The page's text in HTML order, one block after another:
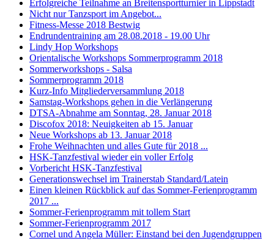
Erfolgreiche Teilnahme an Breitensportturnier in Lippstadt
Nicht nur Tanzsport im Angebot...
Fitness-Messe 2018 Bestwig
Endrundentraining am 28.08.2018 - 19.00 Uhr
Lindy Hop Workshops
Orientalische Workshops Sommerprogramm 2018
Sommerworkshops - Salsa
Sommerprogramm 2018
Kurz-Info Mitgliederversammlung 2018
Samstag-Workshops gehen in die Verlängerung
DTSA-Abnahme am Sonntag, 28. Januar 2018
Discofox 2018: Neuigkeiten ab 15. Januar
Neue Workshops ab 13. Januar 2018
Frohe Weihnachten und alles Gute für 2018 ...
HSK-Tanzfestival wieder ein voller Erfolg
Vorbericht HSK-Tanzfestival
Generationswechsel im Trainerstab Standard/Latein
Einen kleinen Rückblick auf das Sommer-Ferienprogramm
2017 ...
Sommer-Ferienprogramm mit tollem Start
Sommer-Ferienprogramm 2017
Cornel und Angela Müller: Einstand bei den Jugendgruppen